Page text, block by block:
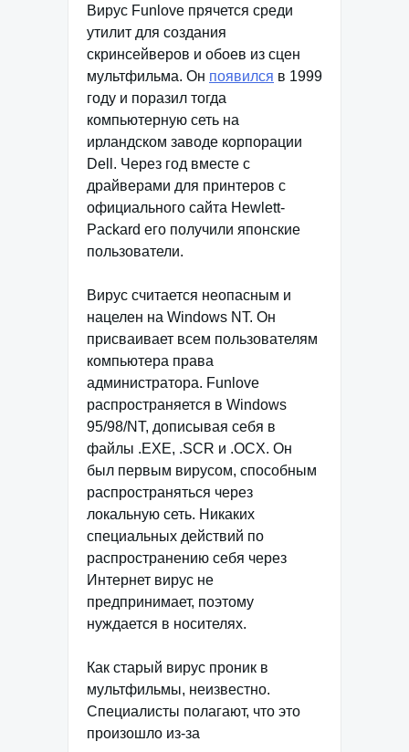
Вирус Funlove прячется среди
утилит для создания
скринсейверов и обоев из сцен
мультфильма. Он появился в 1999
году и поразил тогда
компьютерную сеть на
ирландском заводе корпорации
Dell. Через год вместе с
драйверами для принтеров с
официального сайта Hewlett-
Packard его получили японские
пользователи.
Вирус считается неопасным и
нацелен на Windows NT. Он
присваивает всем пользователям
компьютера права
администратора. Funlove
распространяется в Windows
95/98/NT, дописывая себя в
файлы .EXE, .SCR и .OCX. Он
был первым вирусом, способным
распространяться через
локальную сеть. Никаких
специальных действий по
распространению себя через
Интернет вирус не
предпринимает, поэтому
нуждается в носителях.
Как старый вирус проник в
мультфильмы, неизвестно.
Специалисты полагают, что это
произошло из-за